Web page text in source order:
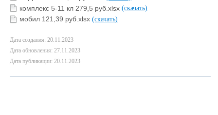
комплекс 5-11 кл 279,5 руб.xlsx (скачать)
мобил 121,39 руб.xlsx (скачать)
Дата создания: 20.11.2023
Дата обновления: 27.11.2023
Дата публикации: 20.11.2023